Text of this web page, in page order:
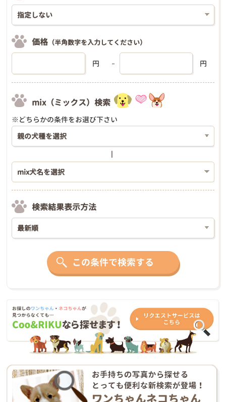
価格 （半角数字を入力してください）
円 円
mix（ミックス）検索
※どちらかの条件をお選び下さい
検索結果表示方法
この条件で検索する